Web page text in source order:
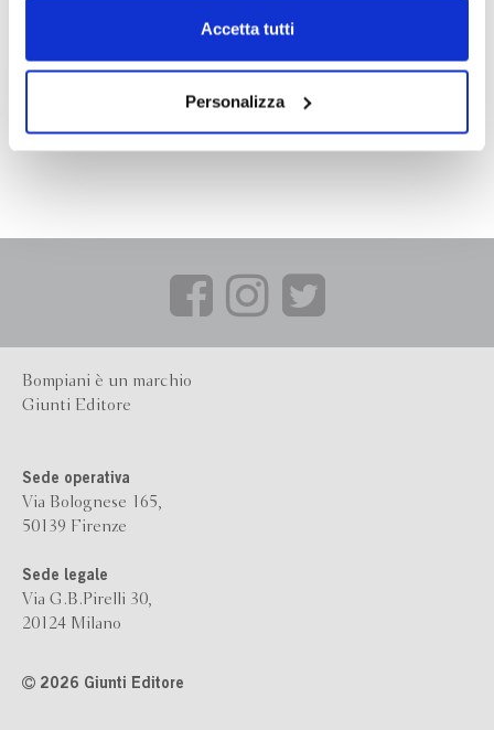
Chiudendo il banner tramite la “X” prosegui la
dei soli cookie tecnici. Selezionando “Accetta tutti” presti
il tuo consenso alla profilazione che potrai revocare in
ogni momentoRevoca
Accetta tutti
Personalizza
L' ultimo confine
Bompiani è un marchio
Giunti Editore
Sede operativa
Via Bolognese 165,
50139 Firenze
Sede legale
Via G.B.Pirelli 30,
20124 Milano
2026 Giunti Editore